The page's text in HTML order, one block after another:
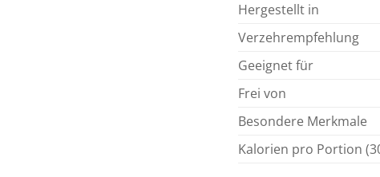
Hergestellt in
Verzehrempfehlung
Geeignet für
Frei von
Besondere Merkmale
Kalorien pro Portion